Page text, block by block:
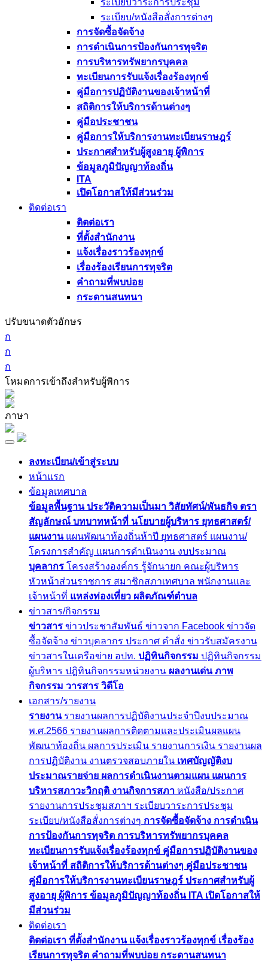
ระเบียบวาระการประชุม
ระเบียบ/หนังสือสั่งการต่างๆ
การจัดซื้อจัดจ้าง
การดำเนินการป้องกันการทุจริต
การบริหารทรัพยากรบุคคล
ทะเบียนการรับแจ้งเรื่องร้องทุกข์
คู่มือการปฏิบัติงานของเจ้าหน้าที่
สถิติการให้บริการด้านต่างๆ
คู่มือประชาชน
คู่มือการให้บริการงานทะเบียนราษฎร์
ประกาศสำหรับผู้สูงอายุ ผู้พิการ
ข้อมูลภูมิปัญญาท้องถิ่น
ITA
เปิดโอกาสให้มีส่วนร่วม
ติดต่อเรา
ติตต่อเรา
ที่ตั้งสำนักงาน
แจ้งเรื่องราวร้องทุกข์
เรื่องร้องเรียนการทุจริต
คำถามที่พบบ่อย
กระดานสนทนา
ปรับขนาดตัวอักษร
ก
ก
ก
โหมดการเข้าถึงสำหรับผู้พิการ
ภาษา
ลงทะเบียน/เข้าสู่ระบบ
หน้าแรก
ข้อมูลเทศบาล
ข้อมูลพื้นฐานประวัติความเป็นมา วิสัยทัศน์/พันธกิจ ตรา
สัญลักษณ์ บทบาทหน้าที่ นโยบายผู้บริหาร ยุทธศาสตร์/
แผนงาน แผนพัฒนาท้องถิ่นห้าปี ยุทธศาสตร์ แผนงาน/
โครงการสำคัญ แผนการดำเนินงาน งบประมาณ
บุคลากร โครงสร้างองค์กร รู้จักนายก คณะผู้บริหาร
หัวหน้าส่วนราชการ สมาชิกสภาเทศบาล พนักงานและ
เจ้าหน้าที่ แหล่งท่องเที่ยว ผลิตภัณฑ์ตำบล
ข่าวสาร/กิจกรรม
ข่าวสาร ข่าวประชาสัมพันธ์ ข่าวจาก Facebook ข่าวจัด
ซื้อจัดจ้าง ข่าวบุคลากร ประกาศ คำสั่ง ข่าวรับสมัครงาน
ข่าวสารในเครือข่าย อปท. ปฏิทินกิจกรรม ปฏิทินกิจกรรม
ผู้บริหาร ปฎิทินกิจกรรมหน่วยงาน ผลงานเด่นภาพ
กิจกรรม วารสาร วิดีโอ
เอกสาร/รายงาน
รายงาน รายงานผลการปฏิบัติงานประจำปีงบประมาณ
พ.ศ.2566 รายงานผลการติดตามและประเมินผลแผน
พัฒนาท้องถิ่น ผลการประเมิน รายงานการเงิน รายงานผล
การปฏิบัติงาน งานตรวจสอบภายใน เทศบัญญัติงบ
ประมาณรายจ่าย ผลการดำเนินงานตามแผน แผนการ
บริหารสภาวะวิกฤติ งานกิจการสภา หนังสือ/ประกาศ
รายงานการประชุมสภาฯ ระเบียบวาระการประชุม
ระเบียบ/หนังสือสั่งการต่างๆ การจัดซื้อจัดจ้าง การดำเนิน
การป้องกันการทุจริต การบริหารทรัพยากรบุคคล
ทะเบียนการรับแจ้งเรื่องร้องทุกข์ คู่มือการปฏิบัติงานของ
เจ้าหน้าที่ สถิติการให้บริการด้านต่างๆ คู่มือประชาชน
คู่มือการให้บริการงานทะเบียนราษฎร์ ประกาศสำหรับผู้
สูงอายุ ผู้พิการ ข้อมูลภูมิปัญญาท้องถิ่น ITA เปิดโอกาสให้
มีส่วนร่วม
ติดต่อเรา
ติตต่อเรา ที่ตั้งสำนักงาน แจ้งเรื่องราวร้องทุกข์ เรื่องร้อง
เรียนการทุจริต คำถามที่พบบ่อย กระดานสนทนา